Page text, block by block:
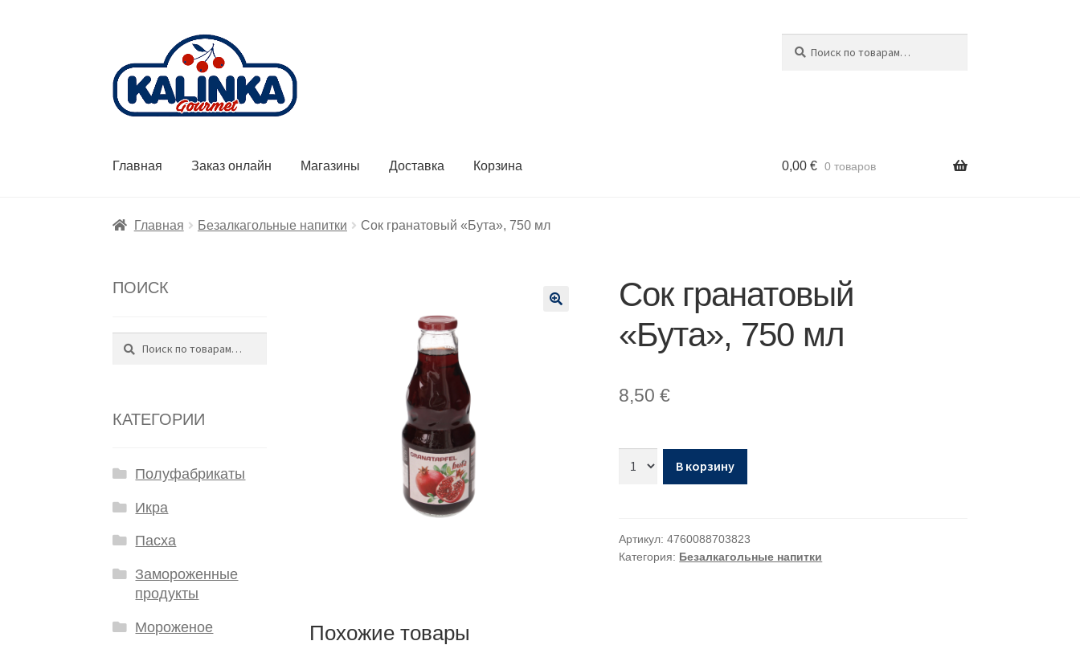
навигации
содержимому
Главная Заказ онлайн Магазины Доставка Корзина 0,00 € 0 товаров
Главная Безалкагольные напитки Сок гранатовый «Бута», 750 мл
Сок гранатовый
«Бута», 750 мл
8,50€
В корзину
Артикул:4760088703823
Категория: Безалкагольные напитки
Похожие товары
ПОИСК
Искать:
Поиск
КАТЕГОРИИ
Полуфабрикаты
Икра
Пасха
Замороженные
продукты
Мороженое